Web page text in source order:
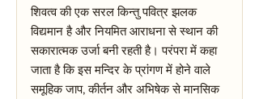
शिवत्व की एक सरल किन्तु पवित्र झलक
विद्यमान है और नियमित आराधना से स्थान की
सकारात्मक उर्जा बनी रहती है। परंपरा में कहा
जाता है कि इस मन्दिर के प्रांगण में होने वाले
समूहिक जाप, कीर्तन और अभिषेक से मानसिक